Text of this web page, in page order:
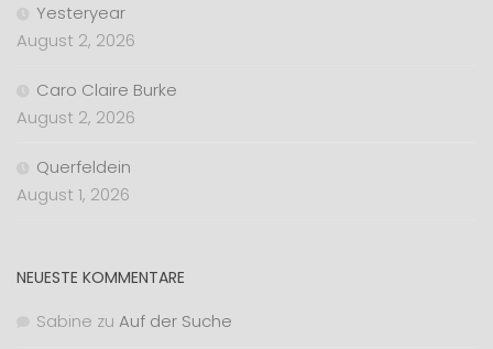
Yesteryear
August 2, 2026
Caro Claire Burke
August 2, 2026
Querfeldein
August 1, 2026
NEUESTE KOMMENTARE
Sabine zu Auf der Suche